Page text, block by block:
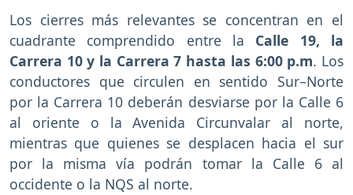
Los cierres más relevantes se concentran en el
cuadrante comprendido entre la Calle 19, la
Carrera 10 y la Carrera 7 hasta las 6:00 p.m. Los
conductores que circulen en sentido Sur–Norte
por la Carrera 10 deberán desviarse por la Calle 6
al oriente o la Avenida Circunvalar al norte,
mientras que quienes se desplacen hacia el sur
por la misma vía podrán tomar la Calle 6 al
occidente o la NQS al norte.